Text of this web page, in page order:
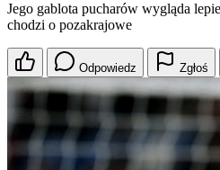
Jego gablota pucharów wygląda
chodzi o pozakrajowe
Odpowiedz Zgłoś